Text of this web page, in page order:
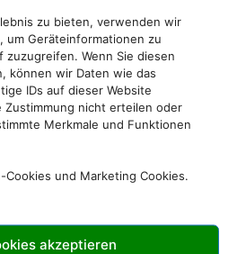
zu bieten, verwenden wir
um Geräteinformationen zu
Wenn Sie diesen
können wir Daten wie das
IDs auf dieser Website
Zustimmung nicht erteilen oder
Merkmale und Funktionen
und Marketing Cookies.
akzeptieren
Elemente auf unserer
Buttons oder
zeigen klar sichtbar an,
ausgewählt werden.
eine vollständige
Maus.
bei